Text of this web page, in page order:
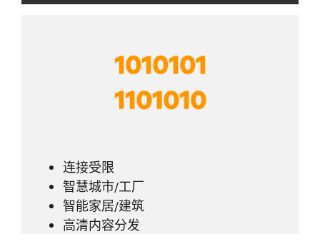
连接受限
智慧城市/工厂
智能家居/建筑
高清内容分发